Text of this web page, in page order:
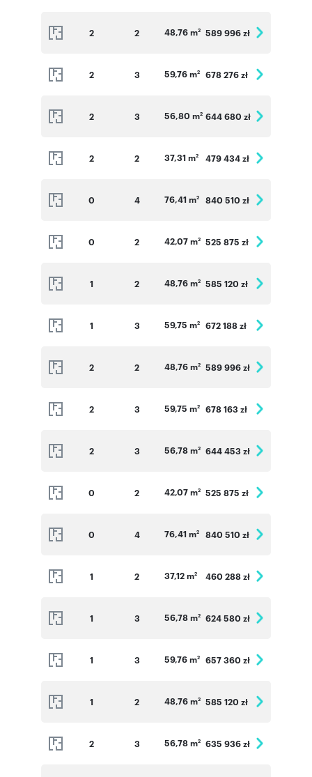
zewnętrzne przeciwsłoneczne sterowane
elektrycznie.
Informacje dodatkowe ( Szczegółowe
Miejsce postojowe w hali garażowej: 35 000 zł
Jednoślady/Pomieszczenia rowerowe: 4 000
zł/m2
2 2 48,76 m2 589 996 zł
2 3 59,76 m2 678 276 zł
2 3 56,80 m2 644 680 zł
2 2 37,31 m2 479 434 zł
0 4 76,41 m2 840 510 zł
0 2 42,07 m2 525 875 zł
1 2 48,76 m2 585 120 zł
1 3 59,75 m2 672 188 zł
2 2 48,76 m2 589 996 zł
2 3 59,75 m2 678 163 zł
2 3 56,78 m2 644 453 zł
0 2 42,07 m2 525 875 zł
0 4 76,41 m2 840 510 zł
1 2 37,12 m2 460 288 zł
1 3 56,78 m2 624 580 zł
1 3 59,76 m2 657 360 zł
1 2 48,76 m2 585 120 zł
2 3 56,78 m2 635 936 zł